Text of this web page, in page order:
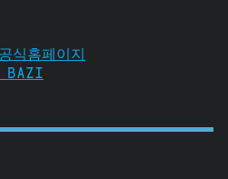
식홈페이지
BAZI